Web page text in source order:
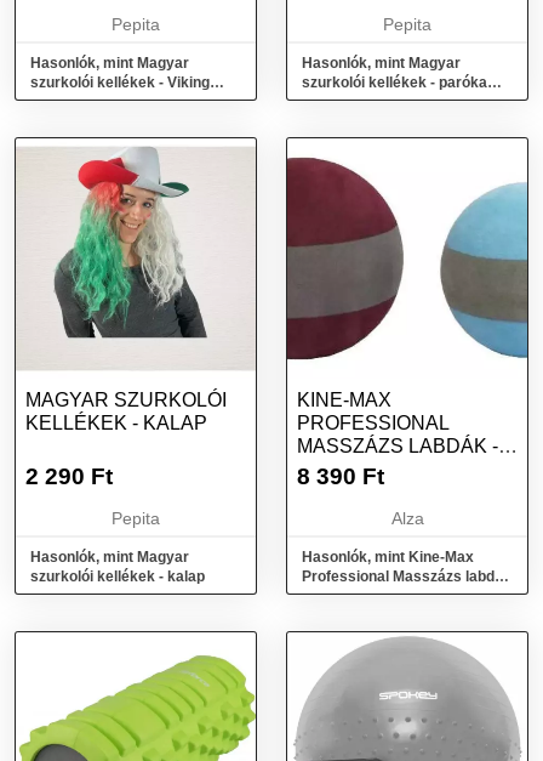
Pepita
Hasonlók, mint Magyar
szurkolói kellékek - Viking
sapka
Pepita
Hasonlók, mint Magyar
szurkolói kellékek - paróka
(hosszú)
MAGYAR SZURKOLÓI
KELLÉKEK - KALAP
2 290 Ft
Pepita
Hasonlók, mint Magyar
szurkolói kellékek - kalap
KINE-MAX
PROFESSIONAL
MASSZÁZS LABDÁK -
MASSZÁZS GOLYÓ
8 390 Ft
Alza
Hasonlók, mint Kine-Max
Professional Masszázs labdák
- masszázs golyó szett